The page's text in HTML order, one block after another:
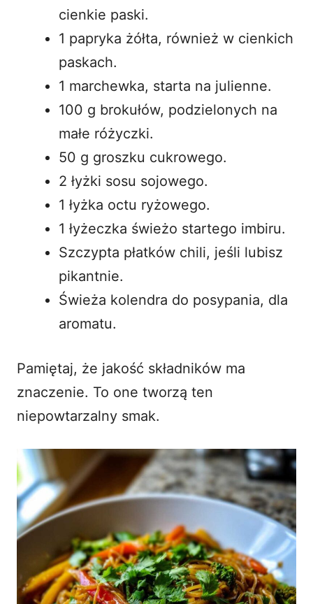
cienkie paski.
1 papryka żółta, również w cienkich
paskach.
1 marchewka, starta na julienne.
100 g brokułów, podzielonych na
małe różyczki.
50 g groszku cukrowego.
2 łyżki sosu sojowego.
1 łyżka octu ryżowego.
1 łyżeczka świeżo startego imbiru.
Szczypta płatków chili, jeśli lubisz
pikantnie.
Świeża kolendra do posypania, dla
aromatu.
Pamiętaj, że jakość składników ma
znaczenie. To one tworzą ten
niepowtarzalny smak.